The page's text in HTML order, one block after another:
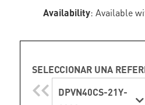
Availability: Available
SELECCIONAR UNA
DPVN40CS-21Y-